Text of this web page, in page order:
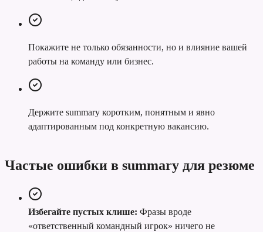
Покажите не только обязанности, но и влияние вашей
работы на команду или бизнес.
Держите summary коротким, понятным и явно
адаптированным под конкретную вакансию.
Частые ошибки в summary для резюме
Избегайте пустых клише: Фразы вроде
«ответственный командный игрок» ничего не